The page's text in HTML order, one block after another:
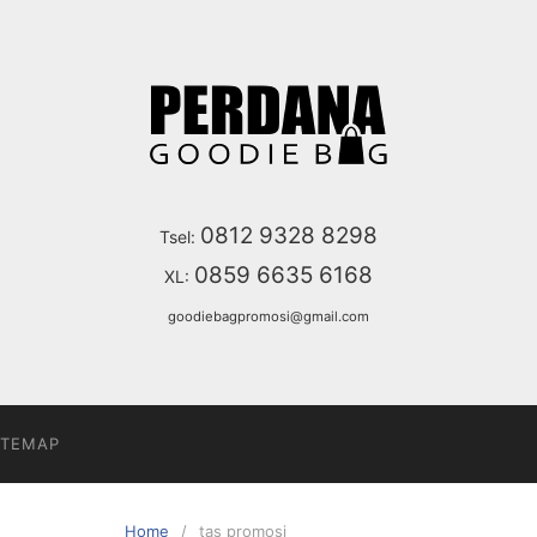
Tsel: 0812 9328 8298
XL: 0859 6635 6168
goodiebagpromosi@gmail.com
Home tas promosi